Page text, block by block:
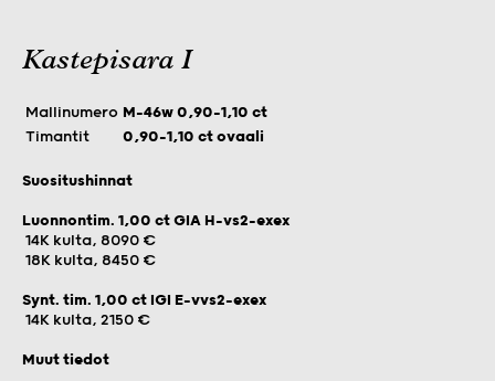
Kastepisara I
Mallinumero M-46w 0,90-1,10 ct
Timantit
0,90–1,10 ct ovaali
Suositushinnat
Luonnontim. 1,00 ct GIA H-vs2-exex
14K kulta, 8090 €
18K kulta, 8450 €
Synt. tim. 1,00 ct IGI E-vvs2-exex
14K kulta, 2150 €
Muut tiedot